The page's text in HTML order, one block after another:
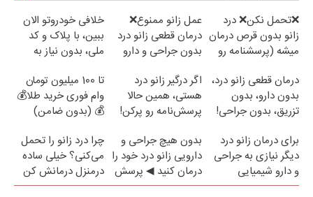
❌تحمل نکن❌ درد
زانو بدون قرص درمان
میشه (پرسشنامه رو
عمل زانو ممنوع❌
درمان قطعی زانو درد
بدون جراحی و دارو
خلافی خودروتو الان
ببین، با پلاک و کد
ملی، بدون نیاز به
درمان قطعی زانو درد،
بدون دارو، بدون
تزریق، بدون جراحی!
اگر درگیر زانو درد
هستی، همین حالا
پرسش‌نامه رو پرکن!
تا 100 میلیون تومان
وام فوری خرید طلا💰
💰 (بدون ضامن)
برای درمان زانو درد
دیگر نیازی به جراحی
و دارو شیمیایی
نیست(پرسش‌نامه)
بدون هیچ جراحی و
دارویی زانو درد خود را
درمان کنید ◀ پرسش
نامه ▶
چرا درد زانو را تحمل
می‌کنی؟ خیلی ساده
درمنزل درمانش کن